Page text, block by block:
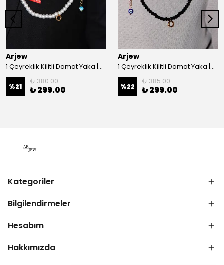
Arjew
1 Çeyreklik Kilitli Damat Yaka İğnesi
%21
₺ 380.00
₺ 299.00
Arjew
1 Çeyreklik Kilitli Damat Yaka İğnesi
%22
₺ 385.00
₺ 299.00
Kategoriler
Bilgilendirmeler
Hesabım
Hakkımızda